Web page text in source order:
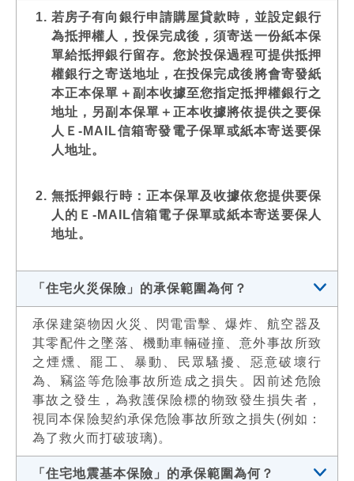
若房子有向銀行申請購屋貸款時，並設定銀行
為抵押權人，投保完成後，須寄送一份紙本保
單給抵押銀行留存。您於投保過程可提供抵押
權銀行之寄送地址，在投保完成後將會寄發紙
本正本保單＋副本收據至您指定抵押權銀行之
地址，另副本保單＋正本收據將依提供之要保
人Ｅ-MAIL信箱寄發電子保單或紙本寄送要保
人地址。
無抵押銀行時：正本保單及收據依您提供要保
人的Ｅ-MAIL信箱電子保單或紙本寄送要保人
地址。
「住宅火災保險」的承保範圍為何？
承保建築物因火災、閃電雷擊、爆炸、航空器及
其零配件之墜落、機動車輛碰撞、意外事故所致
之煙燻、罷工、暴動、民眾騷擾、惡意破壞行
為、竊盜等危險事故所造成之損失。因前述危險
事故之發生，為救護保險標的物致發生損失者，
視同本保險契約承保危險事故所致之損失(例如：
為了救火而打破玻璃)。
「住宅地震基本保險」的承保範圍為何？